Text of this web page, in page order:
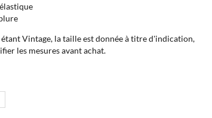
étant Vintage, la taille est donnée à titre d'indication,
les mesures avant achat.